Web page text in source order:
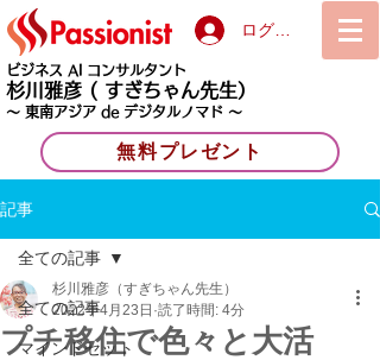
ログイン
ビジネス AI コンサルタント
杉川雅彦 ( すぎちゃん先生）
〜 東南アジア de デジタルノマド 〜
無料プレゼント
記事
全ての記事
マインドセット
全ての記事
プチ移住で色々と大活
杉川雅彦（すぎちゃん先生）
2022年4月23日 読了時間: 4分